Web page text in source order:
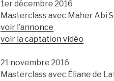
1er décembre 2016
Masterclass avec Maher Abi
voir l’annonce
voir la captation vidéo
21 novembre 2016
Masterclass avec Éliane de